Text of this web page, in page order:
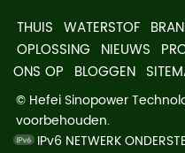
THUIS WATERSTOF
OPLOSSING NIEUWS
ONS OP BLOGGEN
© Hefei Sinopower
voorbehouden.
IPv6 NETWERK